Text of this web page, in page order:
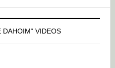
DAHOIM“ VIDEOS